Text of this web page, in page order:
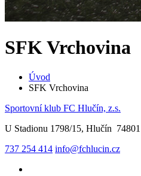
SFK Vrchovina
Úvod
SFK Vrchovina
Sportovní klub FC Hlučín, z.s.
U Stadionu 1798/15, Hlučín 74801
737 254 414 info@fchlucin.cz